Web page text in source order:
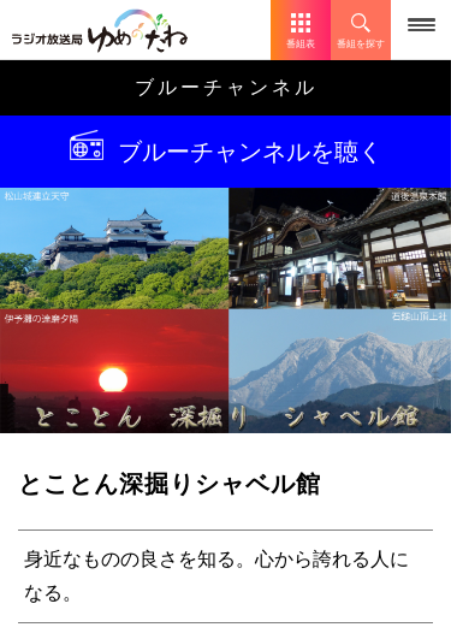
番組表 番組を探す
ブルーチャンネル
ブルーチャンネルを聴く
とことん深掘りシャベル館
身近なものの良さを知る。心から誇れる人に
なる。